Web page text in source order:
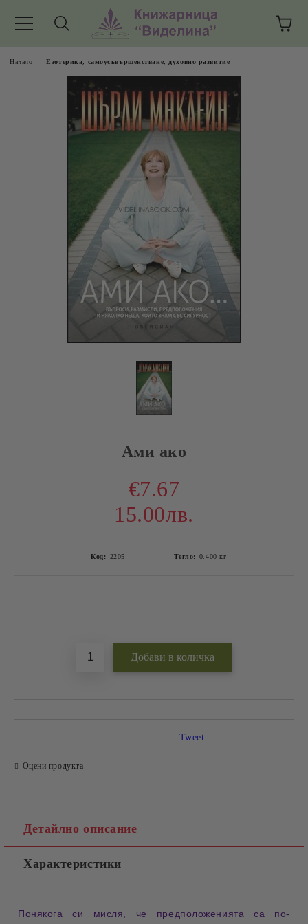
Начало Езотерика, самоусъвършенстване, духовно развитие
Ами ако
€7.67
15.00лв.
Код: 2205 Тегло: 0.400 кг
Оцени продукта
Tweet
Детайлно описание
Характеристики
Понякога си мисля, че предположенията са по-